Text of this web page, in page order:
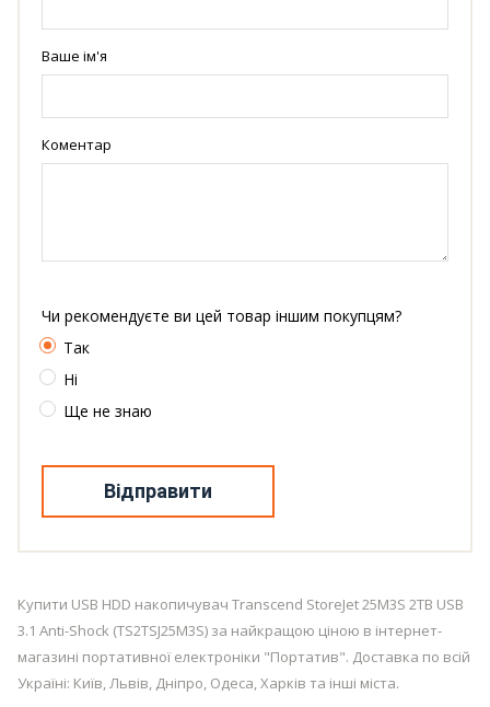
Ваше ім'я
Коментар
Чи рекомендуєте ви цей товар іншим покупцям?
Так
Ні
Ще не знаю
Відправити
Купити USB HDD накопичувач Transcend StoreJet 25M3S 2TB USB
3.1 Anti-Shock (TS2TSJ25M3S) за найкращою ціною в інтернет-
магазині портативної електроніки "Портатив". Доставка по всій
Україні: Київ, Львів, Дніпро, Одеса, Харків та інші міста.